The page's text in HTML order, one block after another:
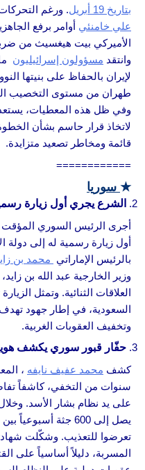
بتاريخ 19 أبريل
. ورغم
علي خامنئي أوامر برفع
الأميركي بيت هيغسيث من
وانتقد مسؤولون إسرائيليون
لإيران بالحفاظ على بنيتها
طهران من مستوى التخصيب
وفي ظل هذه المعطيات،
لاتخاذ قرار حاسم بشأن
قائمة ومخاطر تصعيد متزايدة.
============
★ سوريا
الشرع يجري أول زيارة
أجرى الرئيس السوري المؤقت
أول زيارة رسمية له إلى دولة
بالرئيس الإماراتي محمد بن
وزير الخارجية عبد الله بن
العلاقات الثنائية. وتمثل
السعودية، في إطار جهود تهدف
وتخفيف العقوبات الغربية.
حفّار قبور سوري يكشف
كشف محمد عفيف نايفه ،
سنوات من التخفي، كاشفاً
على يد نظام بشار الأسد.
تعرضوا للتعذيب. وشكّلت
المسربة، دليلاً أساسياً